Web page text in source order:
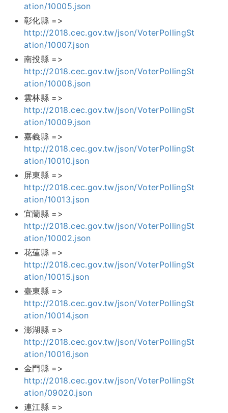
ation/10005.json
彰化縣 =>
http://2018.cec.gov.tw/json/VoterPollingSt
ation/10007.json
南投縣 =>
http://2018.cec.gov.tw/json/VoterPollingSt
ation/10008.json
雲林縣 =>
http://2018.cec.gov.tw/json/VoterPollingSt
ation/10009.json
嘉義縣 =>
http://2018.cec.gov.tw/json/VoterPollingSt
ation/10010.json
屏東縣 =>
http://2018.cec.gov.tw/json/VoterPollingSt
ation/10013.json
宜蘭縣 =>
http://2018.cec.gov.tw/json/VoterPollingSt
ation/10002.json
花蓮縣 =>
http://2018.cec.gov.tw/json/VoterPollingSt
ation/10015.json
臺東縣 =>
http://2018.cec.gov.tw/json/VoterPollingSt
ation/10014.json
澎湖縣 =>
http://2018.cec.gov.tw/json/VoterPollingSt
ation/10016.json
金門縣 =>
http://2018.cec.gov.tw/json/VoterPollingSt
ation/09020.json
連江縣 =>